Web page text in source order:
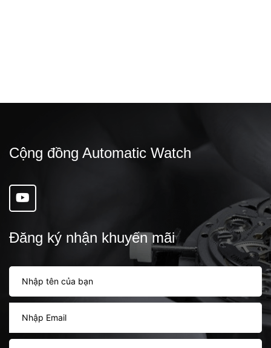
Cộng đồng Automatic Watch
Đăng ký nhận khuyến mãi